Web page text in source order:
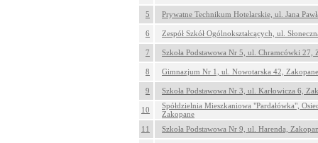
5 Prywatne Technikum Hotelarskie, ul. Jana
6 Zespół Szkół Ogólnokształcących, ul.
7 Szkoła Podstawowa Nr 5, ul. Chramcówki 27,
8 Gimnazjum Nr 1, ul. Nowotarska 42, Zakopane
9 Szkoła Podstawowa Nr 3, ul. Karłowicza 6,
10
Spółdzielnia Mieszkaniowa "Pardałówka",
Zakopane
11
Szkoła Podstawowa Nr 9, ul. Harenda,